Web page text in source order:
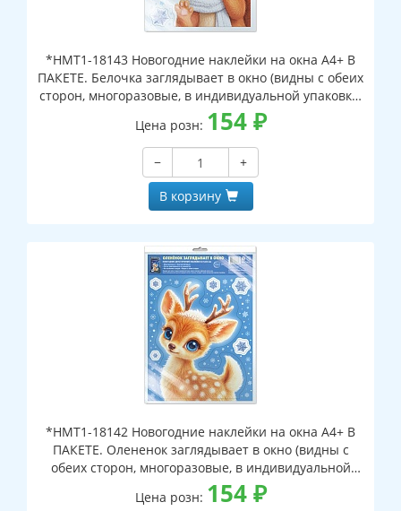
*НМТ1-18143 Новогодние наклейки на окна А4+ В
ПАКЕТЕ. Белочка заглядывает в окно (видны с обеих
сторон, многоразовые, в индивидуальной упаковке,
с европодвесом и клеевым клапаном)
Цена розн: 154₽
−
+
В корзину
*НМТ1-18142 Новогодние наклейки на окна А4+ В
ПАКЕТЕ. Олененок заглядывает в окно (видны с
обеих сторон, многоразовые, в индивидуальной
упаковке, с европодвесом и клеевым клапаном)
Цена розн: 154₽